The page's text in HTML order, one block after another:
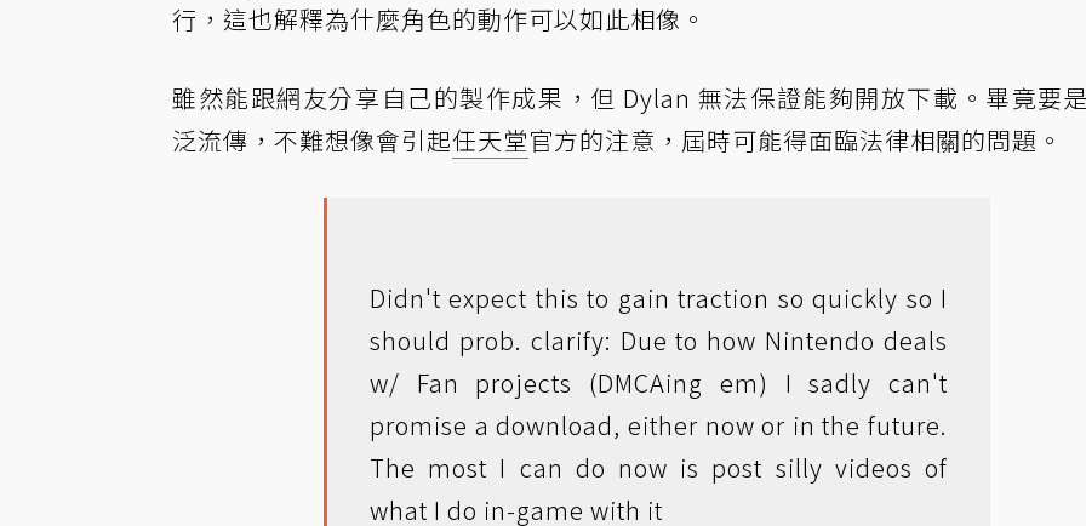
行，這也解釋為什麼角色的動作可以如此相像。
雖然能跟網友分享自己的製作成果，但 Dylan 無法保證能夠開放下載。畢竟要
泛流傳，不難想像會引起任天堂官方的注意，屆時可能得面臨法律相關的問題。
Didn't expect this to gain traction so quickly so I
should prob. clarify: Due to how Nintendo deals
w/ Fan projects (DMCAing em) I sadly can't
promise a download, either now or in the future.
The most I can do now is post silly videos of
what I do in-game with it